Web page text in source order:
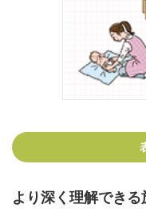
より深く理解できる